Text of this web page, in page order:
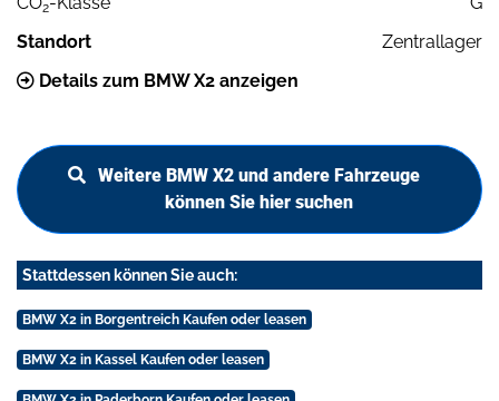
2
Standort
Zentrallager
Details zum BMW X2 anzeigen
Weitere BMW X2 und andere Fahrzeuge
können Sie hier suchen
Stattdessen können Sie auch:
BMW X2 in Borgentreich Kaufen oder leasen
BMW X2 in Kassel Kaufen oder leasen